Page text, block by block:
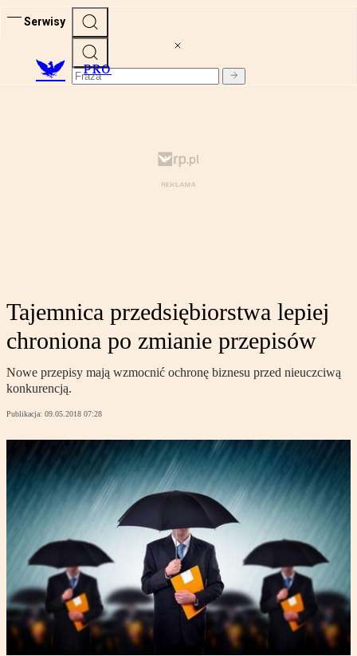
Serwisy
PRO
Tajemnica przedsiębiorstwa lepiej
chroniona po zmianie przepisów
Nowe przepisy mają wzmocnić ochronę biznesu przed nieuczciwą
konkurencją.
Publikacja: 09.05.2018 07:28